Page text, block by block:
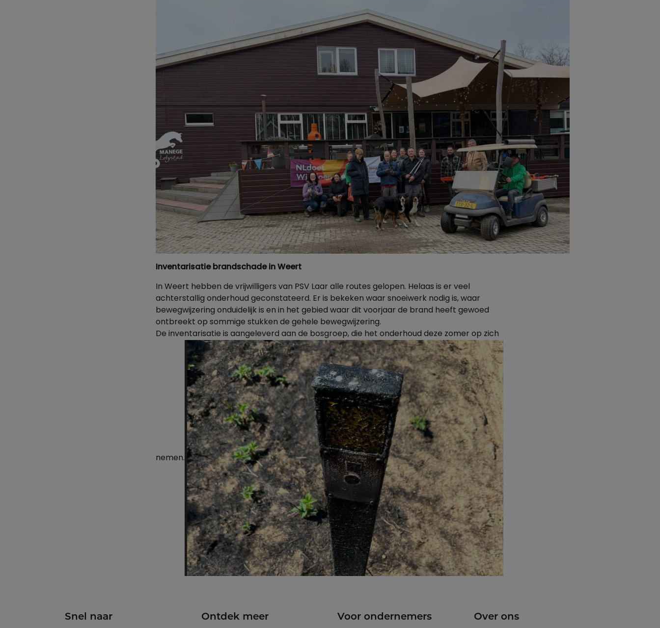
Inventarisatie brandschade in Weert
In Weert hebben de vrijwilligers van PSV Laar alle routes gelopen. Helaas is er veel
achterstallig onderhoud geconstateerd. Er is bekeken waar snoeiwerk nodig is, waar
bewegwijzering onduidelijk is en in het gebied waar dit voorjaar de brand heeft gewoed
ontbreekt op sommige stukken de gehele bewegwijzering.
De inventarisatie is aangeleverd aan de bosgroep, die het onderhoud deze zomer op zich
nemen.
Snel naar Ontdek meer Voor ondernemers Over ons